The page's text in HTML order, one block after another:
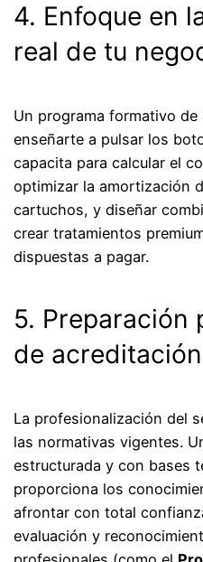
4. Enfoque en
real de tu
Un programa formativo
enseñarte a pulsar los
capacita para calcular el
optimizar la amortización
cartuchos, y diseñar
crear tratamientos
dispuestas a pagar.
5. Preparación
de
La profesionalización del
las normativas vigentes.
estructurada y con bases
proporciona los
afrontar con total
evaluación y